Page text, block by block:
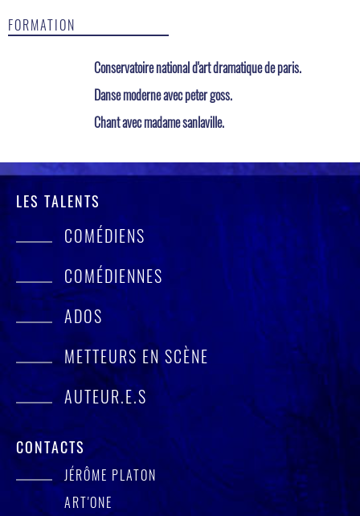
FORMATION
Conservatoire national d'art dramatique de paris.
Danse moderne avec peter goss.
Chant avec madame sanlaville.
LES TALENTS
COMÉDIENS
COMÉDIENNES
ADOS
METTEURS EN SCÈNE
AUTEUR.E.S
CONTACTS
JÉRÔME PLATON
ART'ONE